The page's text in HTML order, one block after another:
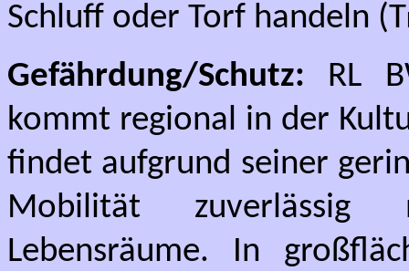
Schluff oder Torf handeln (
Gefährdung/Schutz: RL
kommt regional in der
findet aufgrund seiner
Mobilität zuverlässig
Lebensräume. In